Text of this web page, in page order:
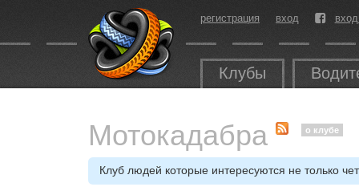
регистрация вход
Клубы
Мотокадабра о клубе
Клуб людей которые интересуются не только